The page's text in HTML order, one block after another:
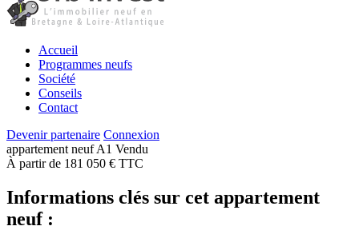
Accueil
Programmes neufs
Société
Conseils
Contact
Devenir partenaire Connexion
appartement neufA1 Vendu
À partir de 181 050 € TTC
Informations clés sur cet appartement
neuf :